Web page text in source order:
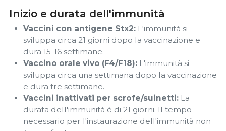
Inizio e durata dell'immunità
Vaccini con antigene Stx2: L'immunità si
sviluppa circa 21 giorni dopo la vaccinazione e
dura 15-16 settimane.
Vaccino orale vivo (F4/F18): L'immunità si
sviluppa circa una settimana dopo la vaccinazione
e dura tre settimane.
Vaccini inattivati per scrofe/suinetti: La
durata dell'immunità è di 21 giorni. Il tempo
necessario per l'instaurazione dell'immunità non